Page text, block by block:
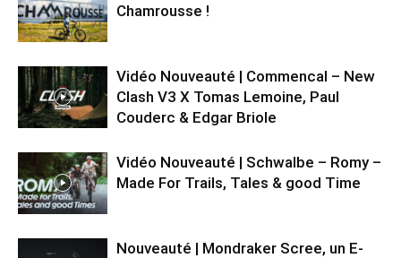
Chamrousse !
Vidéo Nouveauté | Commencal – New
Clash V3 X Tomas Lemoine, Paul
Couderc & Edgar Briole
Vidéo Nouveauté | Schwalbe – Romy –
Made For Trails, Tales & good Time
Nouveauté | Mondraker Scree, un E-